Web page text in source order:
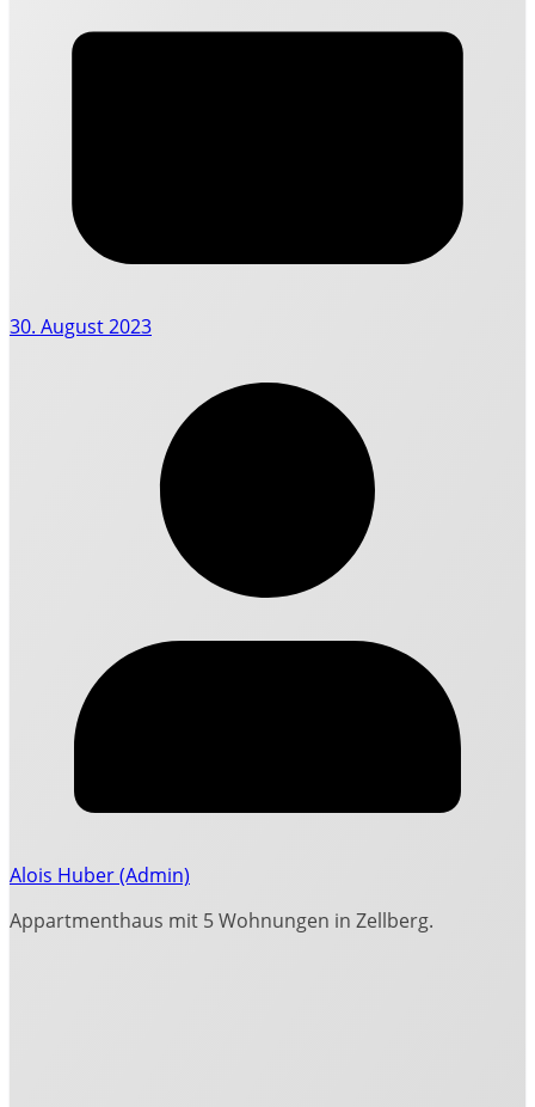
30. August 2023
Alois Huber (Admin)
Appartmenthaus mit 5 Wohnungen in Zellberg.